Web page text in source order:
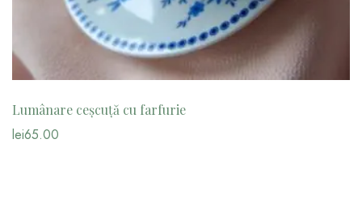
Lumânare ceșcuță cu farfurie
lei65.00